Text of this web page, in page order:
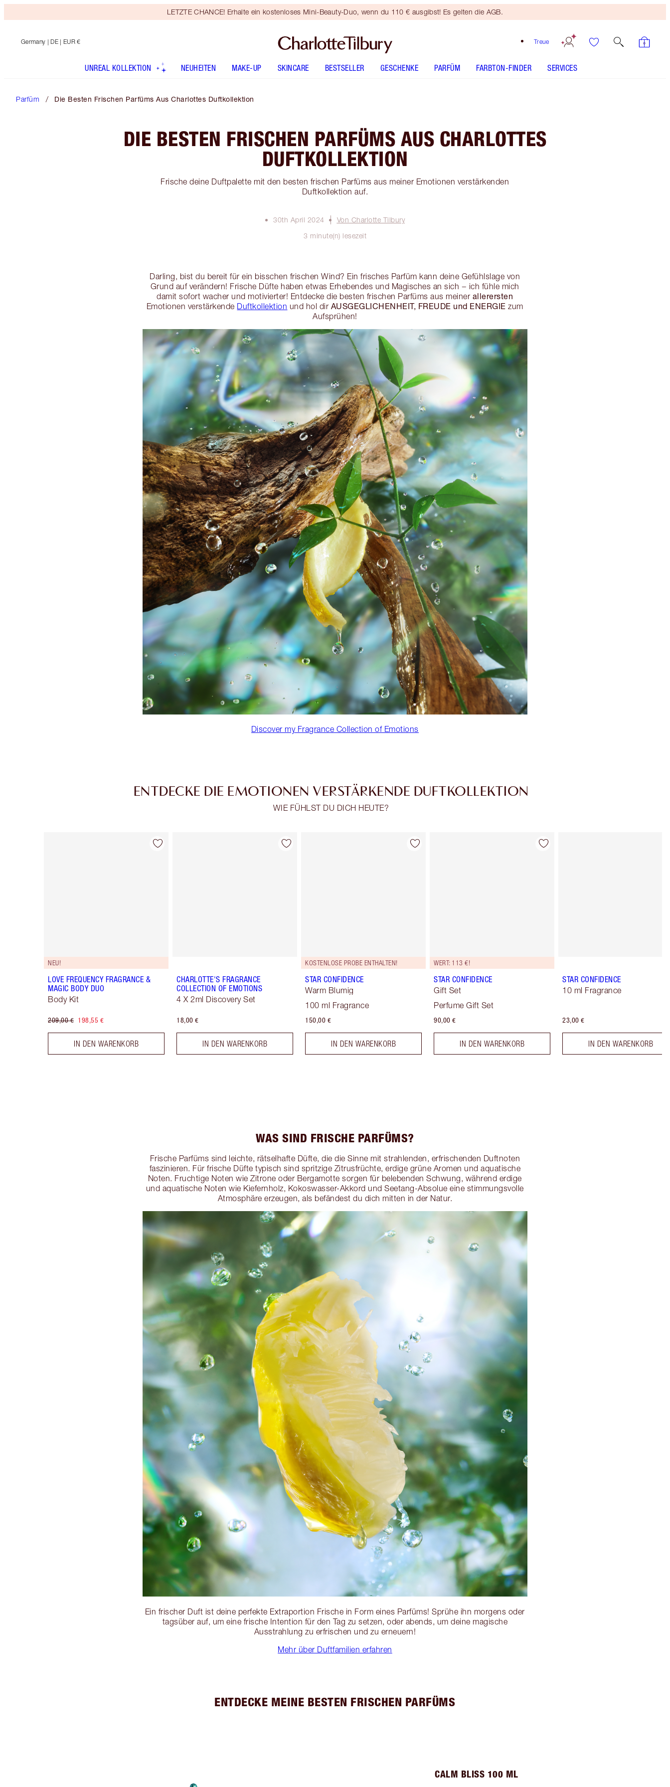
LETZTE CHANCE! Erhalte ein kostenloses Mini-Beauty-Duo, wenn du 110 € ausgibst! Es gelten die AGB.
Treue
Germany | DE | EUR €
UNREAL KOLLEKTION NEUHEITEN MAKE-UP SKINCARE BESTSELLER GESCHENKE PARFÜM FARBTON-FINDER SERVICES
Parfüm Die Besten Frischen Parfüms Aus Charlottes Duftkollektion
DIE BESTEN FRISCHEN PARFÜMS AUS CHARLOTTES
DUFTKOLLEKTION
Frische deine Duftpalette mit den besten frischen Parfüms aus meiner Emotionen verstärkenden
Duftkollektion auf.
30th April 2024
Von Charlotte Tilbury
3 minute(n) lesezeit
Darling, bist du bereit für ein bisschen frischen Wind? Ein frisches Parfüm kann deine Gefühlslage von
Grund auf verändern! Frische Düfte haben etwas Erhebendes und Magisches an sich − ich fühle mich
damit sofort wacher und motivierter! Entdecke die besten frischen Parfüms aus meiner allerersten
Emotionen verstärkende Duftkollektion und hol dir AUSGEGLICHENHEIT, FREUDE und ENERGIE zum
Aufsprühen!
Discover my Fragrance Collection of Emotions
ENTDECKE DIE EMOTIONEN VERSTÄRKENDE DUFTKOLLEKTION
WIE FÜHLST DU DICH HEUTE?
Artikel 1 von 29
NEU!
LOVE FREQUENCY FRAGRANCE &
MAGIC BODY DUO
Body Kit
209,00 € 198,55 €
IN DEN WARENKORB
Artikel 2 von 29
CHARLOTTE'S FRAGRANCE
COLLECTION OF EMOTIONS
4 X 2ml Discovery Set
18,00 €
IN DEN WARENKORB
Artikel 3 von 29
KOSTENLOSE PROBE ENTHALTEN!
STAR CONFIDENCE
Warm Blumig
100 ml Fragrance
150,00 €
IN DEN WARENKORB
Artikel 4 von 29
WERT: 113 €!
STAR CONFIDENCE
Gift Set
Perfume Gift Set
90,00 €
IN DEN WARENKORB
STAR CONFIDENCE
10 ml Fragrance
23,00 €
IN DEN WARENKORB
WAS SIND FRISCHE PARFÜMS?
Frische Parfüms sind leichte, rätselhafte Düfte, die die Sinne mit strahlenden, erfrischenden Duftnoten
faszinieren. Für frische Düfte typisch sind spritzige Zitrusfrüchte, erdige grüne Aromen und aquatische
Noten. Fruchtige Noten wie Zitrone oder Bergamotte sorgen für belebenden Schwung, während erdige
und aquatische Noten wie Kiefernholz, Kokoswasser-Akkord und Seetang-Absolue eine stimmungsvolle
Atmosphäre erzeugen, als befändest du dich mitten in der Natur.
Ein frischer Duft ist deine perfekte Extraportion Frische in Form eines Parfüms! Sprühe ihn morgens oder
tagsüber auf, um eine frische Intention für den Tag zu setzen, oder abends, um deine magische
Ausstrahlung zu erfrischen und zu erneuern!
Mehr über Duftfamilien erfahren
ENTDECKE MEINE BESTEN FRISCHEN PARFÜMS
CALM BLISS 100 ML